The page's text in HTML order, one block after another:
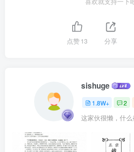
点赞13 分享
sishuge
1.8W+ 2
这家伙很懒，什